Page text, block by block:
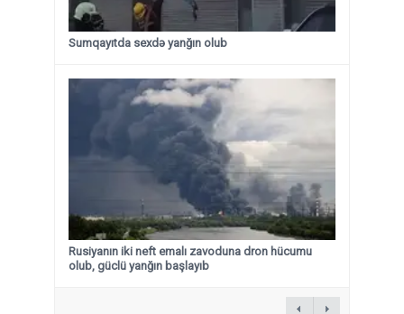
Sumqayıtda sexdə yanğın olub
Rusiyanın iki neft emalı zavoduna dron hücumu
olub, güclü yanğın başlayıb